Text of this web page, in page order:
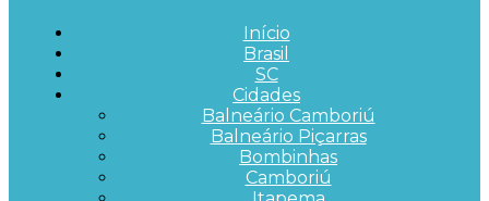
Início
Brasil
SC
Cidades
Balneário Camboriú
Balneário Piçarras
Bombinhas
Camboriú